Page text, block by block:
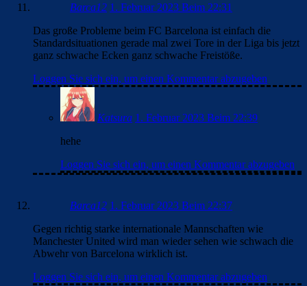
Barca12 1. Februar 2023 Beim 22:31
Das große Probleme beim FC Barcelona ist einfach die
Standardsituationen gerade mal zwei Tore in der Liga bis jetzt
ganz schwache Ecken ganz schwache Freistöße.
Loggen Sie sich ein, um einen Kommentar abzugeben
Katsura 1. Februar 2023 Beim 22:39
hehe
Loggen Sie sich ein, um einen Kommentar abzugeben
Barca12 1. Februar 2023 Beim 22:37
Gegen richtig starke internationale Mannschaften wie
Manchester United wird man wieder sehen wie schwach die
Abwehr von Barcelona wirklich ist.
Loggen Sie sich ein, um einen Kommentar abzugeben